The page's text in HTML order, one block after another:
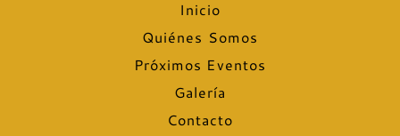
Inicio
Quiénes Somos
Próximos Eventos
Galería
Contacto